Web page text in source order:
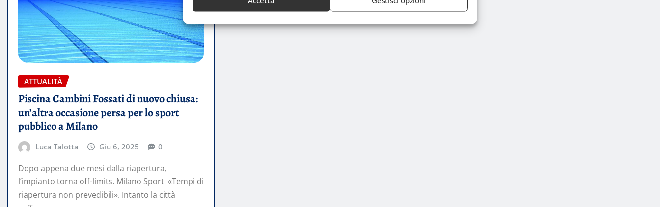
ATTUALITÀ
Piscina Cambini Fossati di nuovo chiusa:
un’altra occasione persa per lo sport
pubblico a Milano
Luca Talotta Giu 6, 2025 0
Dopo appena due mesi dalla riapertura,
l’impianto torna off-limits. Milano Sport: «Tempi di
riapertura non prevedibili». Intanto la città